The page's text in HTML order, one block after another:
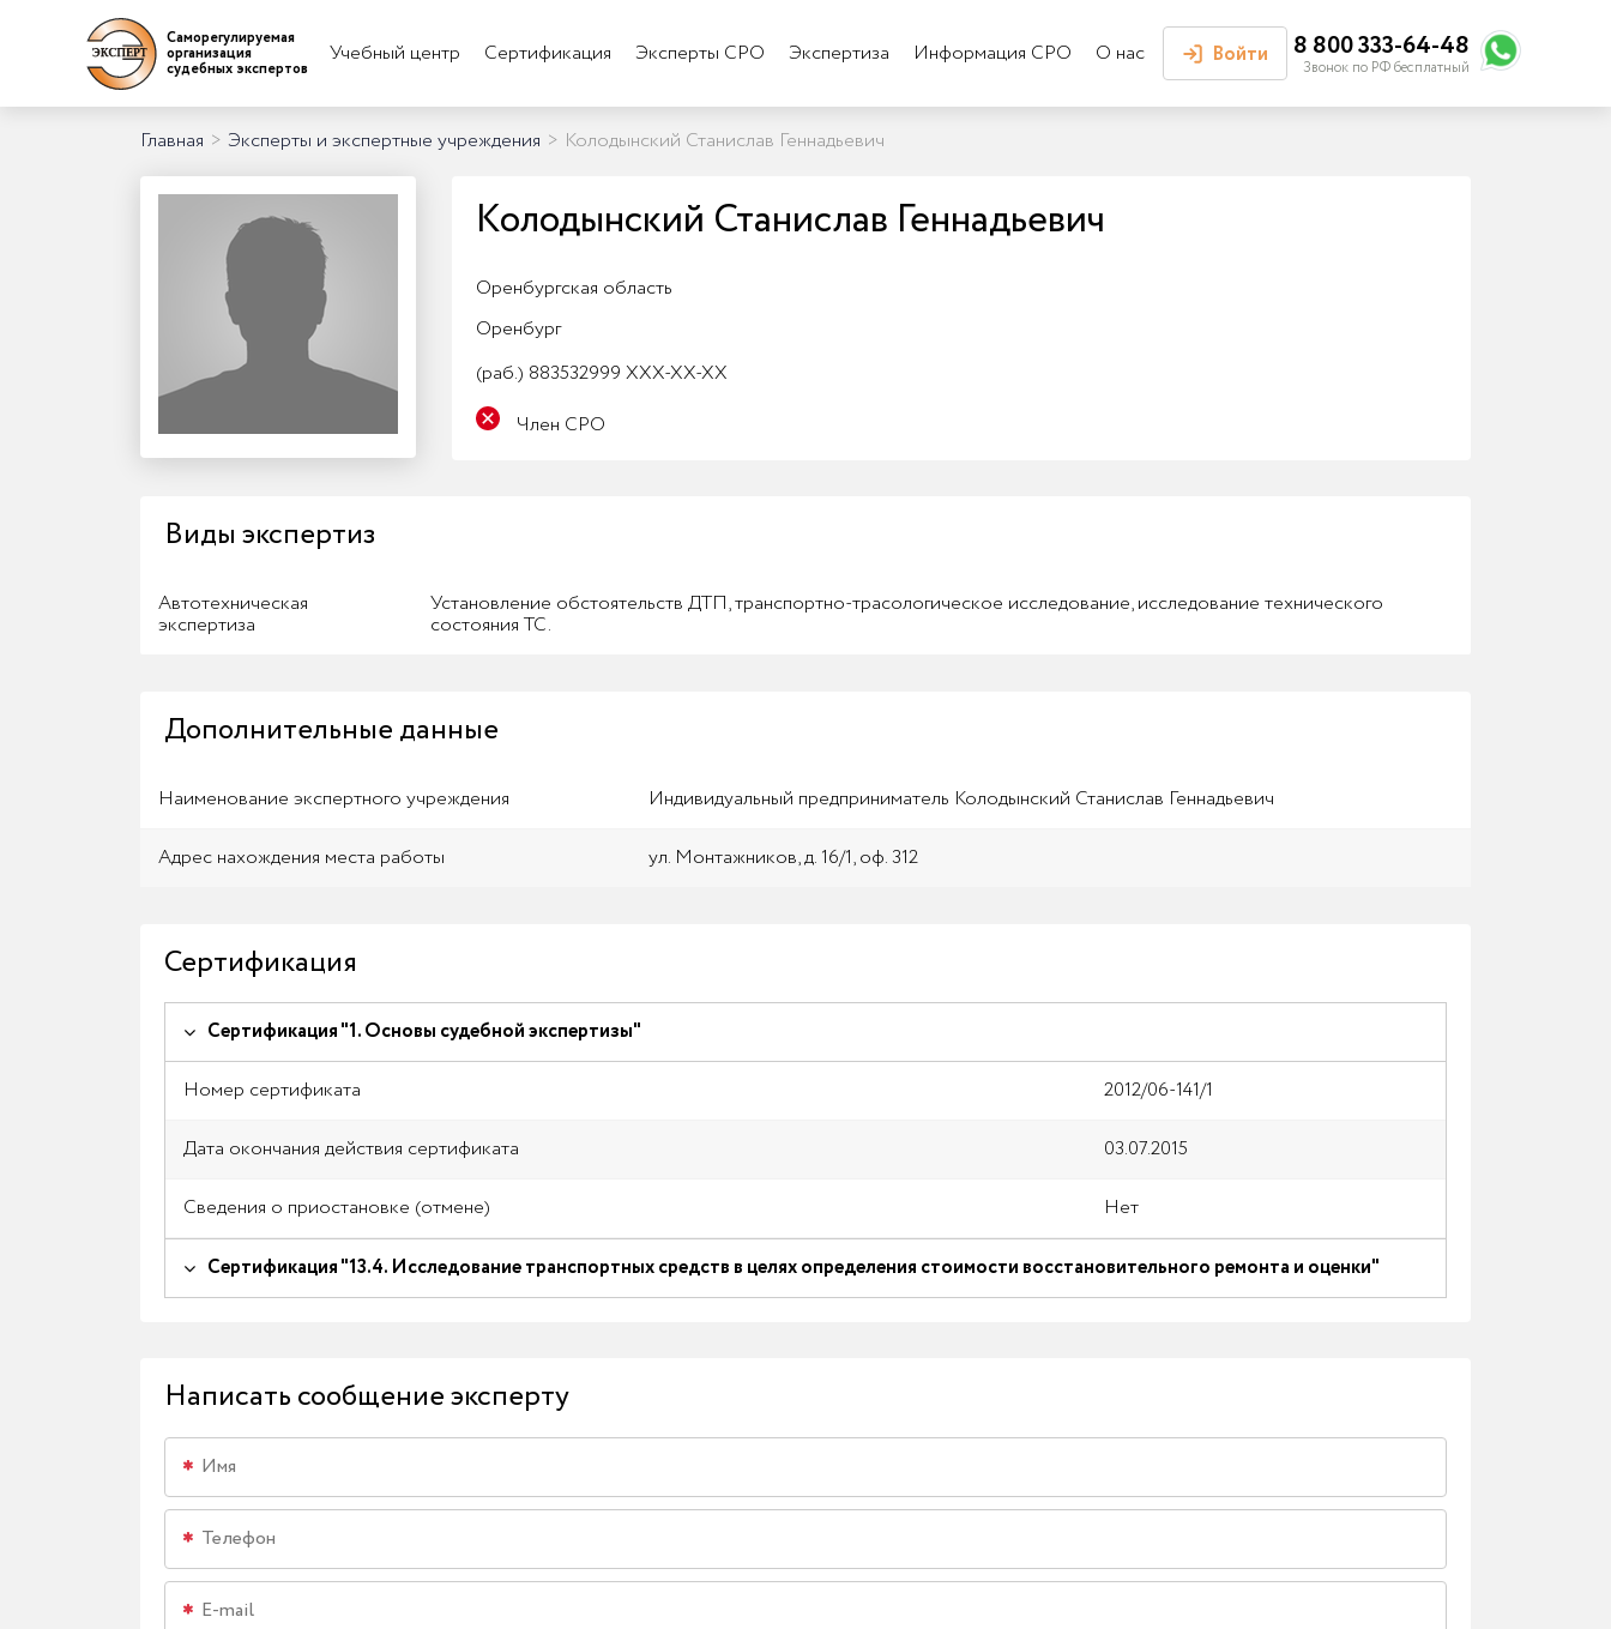
Саморегулируемая
организация
судебных экспертов
Учебный центр Сертификация Эксперты СРО Экспертиза Информация СРО О нас Войти
Личный кабинет
8 800 333-64-48
Звонок по РФ бесплатный
Главная > Эксперты и экспертные учреждения > Колодынский Станислав Геннадьевич
Колодынский Станислав Геннадьевич
Оренбургская область
Оренбург
(раб.) 883532999 XXX-XX-XX
Член СРО
Виды экспертиз
Автотехническая
экспертиза
Установление обстоятельств ДТП, транспортно-трасологическое исследование, исследование технического
состояния ТС.
Дополнительные данные
Наименование экспертного учреждения Индивидуальный предприниматель Колодынский Станислав Геннадьевич
Адрес нахождения места работы ул. Монтажников, д. 16/1, оф. 312
Сертификация
Сертификация "1. Основы судебной экспертизы"
Номер сертификата 2012/06-141/1
Дата окончания действия сертификата 03.07.2015
Сведения о приостановке (отмене) Нет
Сертификация "13.4. Исследование транспортных средств в целях определения стоимости восстановительного ремонта и оценки"
Написать сообщение эксперту